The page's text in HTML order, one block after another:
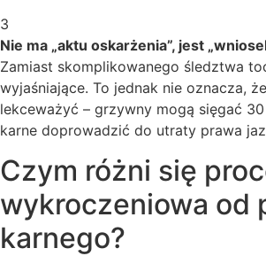
3
Nie ma „aktu oskarżenia”, jest
Zamiast skomplikowanego śledztwa
wyjaśniające. To jednak nie oznacza,
lekceważyć – grzywny mogą sięgać
karne doprowadzić do utraty prawa
Czym różni się
wykroczeniowa od
karnego?